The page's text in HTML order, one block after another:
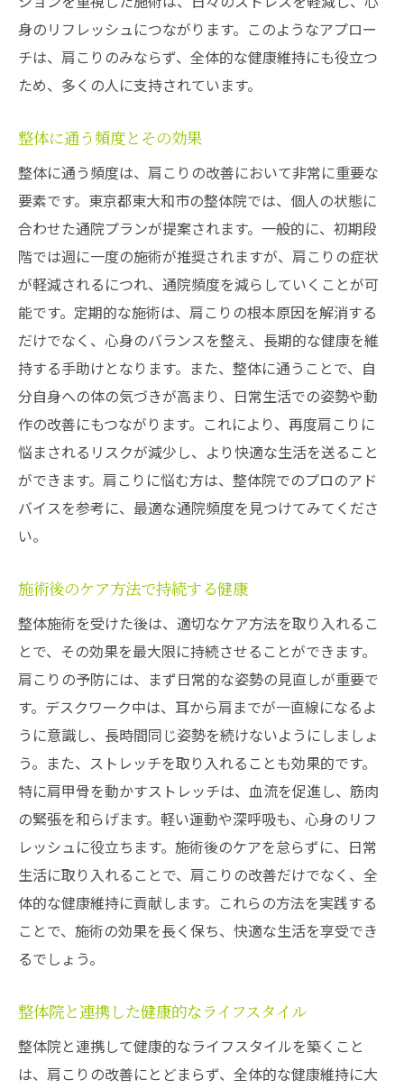
身のリフレッシュにつながります。このようなアプロー
チは、肩こりのみならず、全体的な健康維持にも役立つ
ため、多くの人に支持されています。
整体に通う頻度とその効果
整体に通う頻度は、肩こりの改善において非常に重要な
要素です。東京都東大和市の整体院では、個人の状態に
合わせた通院プランが提案されます。一般的に、初期段
階では週に一度の施術が推奨されますが、肩こりの症状
が軽減されるにつれ、通院頻度を減らしていくことが可
能です。定期的な施術は、肩こりの根本原因を解消する
だけでなく、心身のバランスを整え、長期的な健康を維
持する手助けとなります。また、整体に通うことで、自
分自身への体の気づきが高まり、日常生活での姿勢や動
作の改善にもつながります。これにより、再度肩こりに
悩まされるリスクが減少し、より快適な生活を送ること
ができます。肩こりに悩む方は、整体院でのプロのアド
バイスを参考に、最適な通院頻度を見つけてみてくださ
い。
施術後のケア方法で持続する健康
整体施術を受けた後は、適切なケア方法を取り入れるこ
とで、その効果を最大限に持続させることができます。
肩こりの予防には、まず日常的な姿勢の見直しが重要で
す。デスクワーク中は、耳から肩までが一直線になるよ
うに意識し、長時間同じ姿勢を続けないようにしましょ
う。また、ストレッチを取り入れることも効果的です。
特に肩甲骨を動かすストレッチは、血流を促進し、筋肉
の緊張を和らげます。軽い運動や深呼吸も、心身のリフ
レッシュに役立ちます。施術後のケアを怠らずに、日常
生活に取り入れることで、肩こりの改善だけでなく、全
体的な健康維持に貢献します。これらの方法を実践する
ことで、施術の効果を長く保ち、快適な生活を享受でき
るでしょう。
整体院と連携した健康的なライフスタイル
整体院と連携して健康的なライフスタイルを築くこと
は、肩こりの改善にとどまらず、全体的な健康維持に大